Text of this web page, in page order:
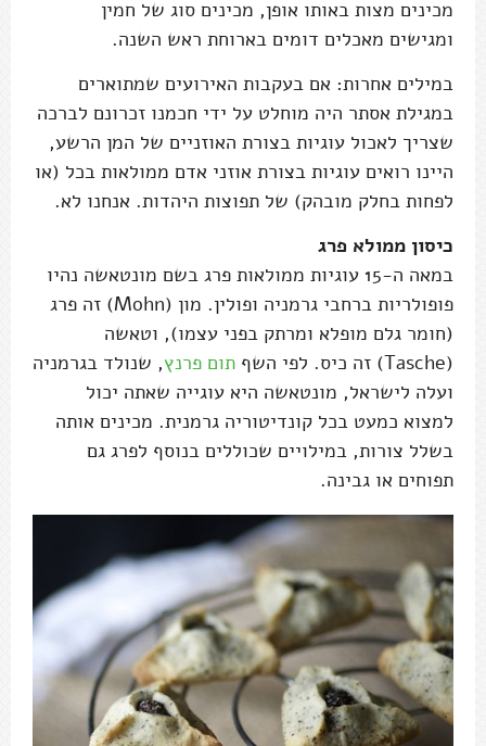
מכינים מצות באותו אופן, מכינים סוג של חמין
ומגישים מאכלים דומים בארוחת ראש השנה.
במילים אחרות: אם בעקבות האירועים שמתוארים
במגילת אסתר היה מוחלט על ידי חכמנו זכרונם לברכה
שצריך לאכול עוגיות בצורת האוזניים של המן הרשע,
היינו רואים עוגיות בצורת אוזני אדם ממולאות בכל (או
לפחות בחלק מובהק) של תפוצות היהדות. אנחנו לא.
כיסון ממולא פרג
במאה ה-15 עוגיות ממולאות פרג בשם מונטאשה נהיו
פופולריות ברחבי גרמניה ופולין. מון (Mohn) זה פרג
(חומר גלם מופלא ומרתק בפני עצמו), וטאשה
(Tasche) זה כיס. לפי השף
תום פרנץ, שנולד בגרמניה
ועלה לישראל, מונטאשה היא עוגייה שאתה יכול
למצוא כמעט בכל קונדיטוריה גרמנית. מכינים אותה
בשלל צורות, במילויים שכוללים בנוסף לפרג גם
תפוחים או גבינה.